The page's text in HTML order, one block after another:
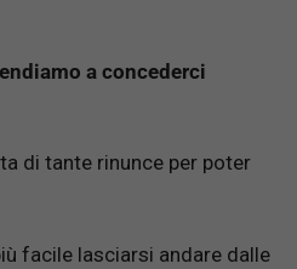
a concederci
di tante rinunce per poter
facile lasciarsi andare dalle